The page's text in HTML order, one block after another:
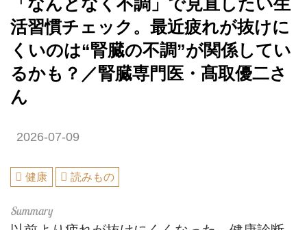
「なんとなく不調」で見直したい生
活習慣チェック。最近疲れが抜けに
くいのは“腎臓の不調”が関係してい
るかも？／腎臓専門医・髙取優二さ
ん
2026-07-09
健康 読みもの